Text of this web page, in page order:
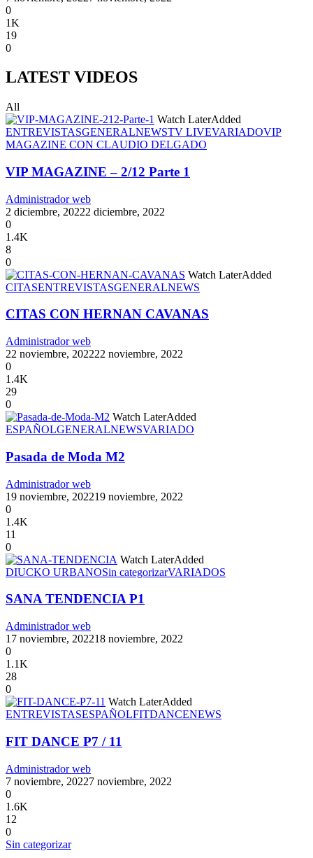
0
1K
19
0
LATEST VIDEOS
All
Watch LaterAdded
ENTREVISTASGENERALNEWSTV LIVEVARIADOVIP
MAGAZINE CON CLAUDIO DELGADO
VIP MAGAZINE – 2/12 Parte 1
Administrador web
2 diciembre, 20222 diciembre, 2022
0
1.4K
8
0
Watch LaterAdded
CITASENTREVISTASGENERALNEWS
CITAS CON HERNAN CAVANAS
Administrador web
22 noviembre, 202222 noviembre, 2022
0
1.4K
29
0
Watch LaterAdded
ESPAÑOLGENERALNEWSVARIADO
Pasada de Moda M2
Administrador web
19 noviembre, 202219 noviembre, 2022
0
1.4K
11
0
Watch LaterAdded
DIUCKO URBANOSin categorizarVARIADOS
SANA TENDENCIA P1
Administrador web
17 noviembre, 202218 noviembre, 2022
0
1.1K
28
0
Watch LaterAdded
ENTREVISTASESPAÑOLFITDANCENEWS
FIT DANCE P7 / 11
Administrador web
7 noviembre, 20227 noviembre, 2022
0
1.6K
12
0
Sin categorizar